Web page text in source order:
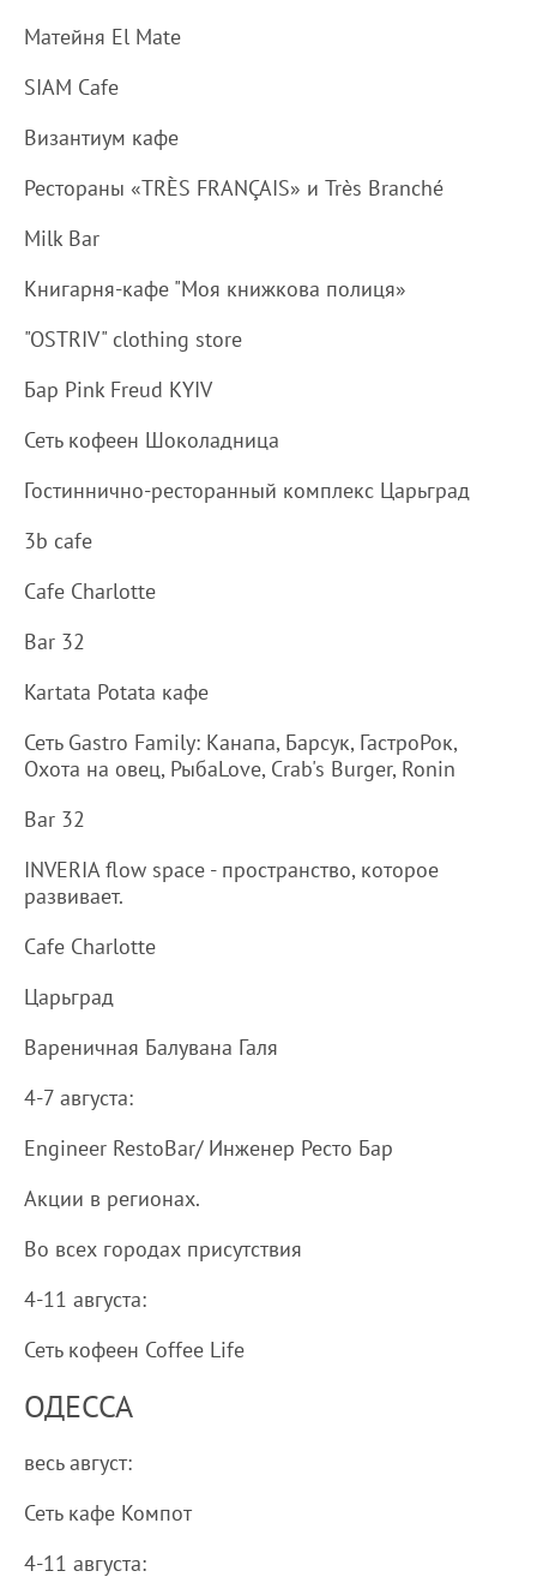
Матейня El Mate
SIAM Cafe
Византиум кафе
Рестораны «TRÈS FRANÇAIS» и Très Branché
Milk Bar
Книгарня-кафе "Моя книжкова полиця»
"OSTRIV" clothing store
Бар Pink Freud KYIV
Сеть кофеен Шоколадница
Гостиннично-ресторанный комплекс Царьград
3b cafe
Cafe Charlotte
Bar 32
Kartata Potata кафе
Сеть Gastro Family: Канапа, Барсук, ГастроРок,
Охота на овец, РыбаLove, Crab's Burger, Ronin
Bar 32
INVERIA flow space - пространство, которое
развивает.
Cafe Charlotte
Царьград
Вареничная Балувана Галя
4-7 августа:
Engineer RestoBar/ Инженер Ресто Бар
Акции в регионах.
Во всех городах присутствия
4-11 августа:
Сеть кофеен Coffee Life
ОДЕССА
весь август:
Сеть кафе Компот
4-11 августа: